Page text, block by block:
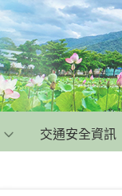
交通安全資訊